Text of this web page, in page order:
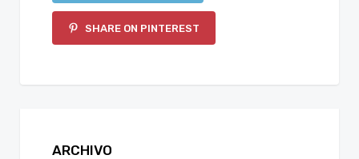
SHARE ON PINTEREST
ARCHIVO